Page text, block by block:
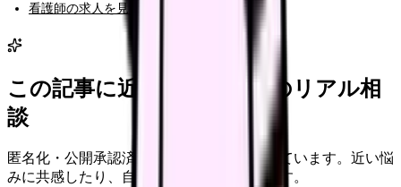
看護師の求人を見る
この記事に近い看護師さんのリアル相
談
匿名化・公開承認済みの本音だけを表示しています。近い悩
みに共感したり、自分の状況を投稿できます。